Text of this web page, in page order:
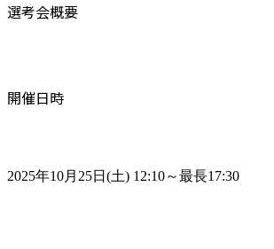
選考会概要
開催日時
2025年10月25日(土) 12:10～最長17:30